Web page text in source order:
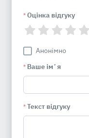
* Оцінка відгуку
Анонімно
* Ваше імʼя
* Текст відгуку